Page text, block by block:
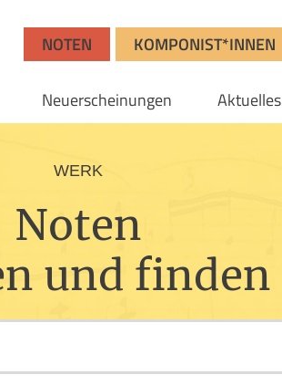
NOTEN KOMPONIST*INNEN
Neuerscheinungen Aktuelles
WERK
Noten
und finden